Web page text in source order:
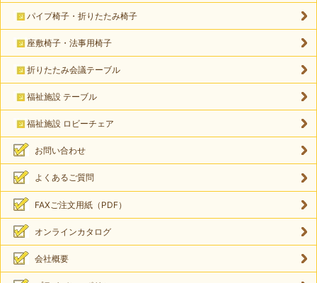
パイプ椅子・折りたたみ椅子
座敷椅子・法事用椅子
折りたたみ会議テーブル
福祉施設 テーブル
福祉施設 ロビーチェア
お問い合わせ
よくあるご質問
FAXご注文用紙（PDF）
オンラインカタログ
会社概要